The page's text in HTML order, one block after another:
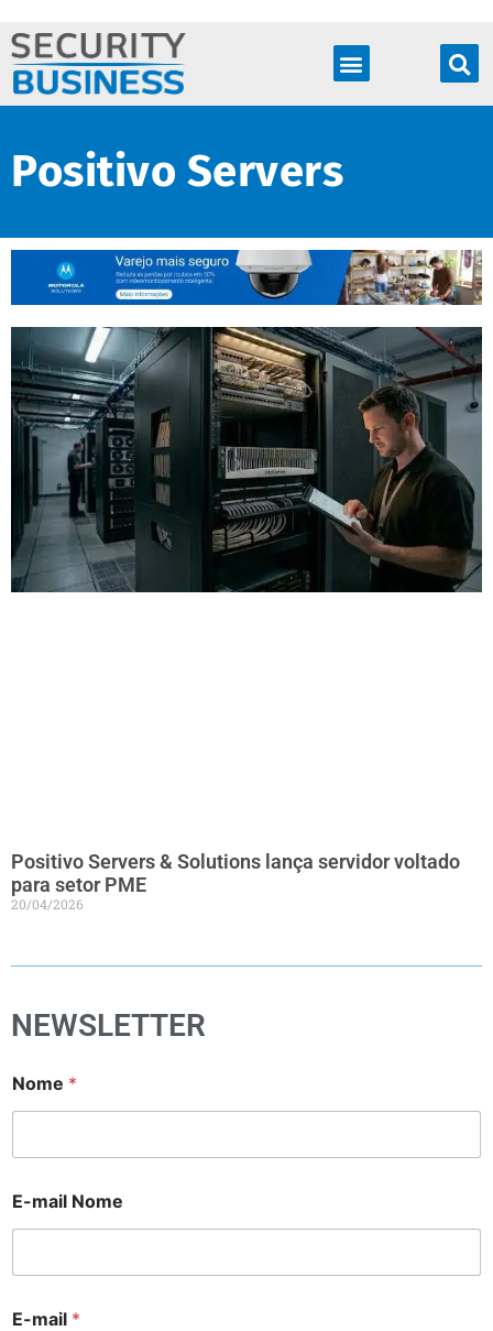
Positivo Servers
Positivo Servers & Solutions lança servidor voltado
para setor PME
20/04/2026
NEWSLETTER
Nome *
E-mail Nome
E-mail *